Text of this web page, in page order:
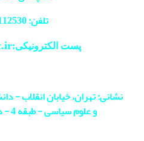
تلفن: 61112530-
پست الکترونیکی:lawmag
نشانی: تهران، خیابان انقلاب -
و علوم سیاسی - طبقه 4 - دفتر مجله - اتاق 413